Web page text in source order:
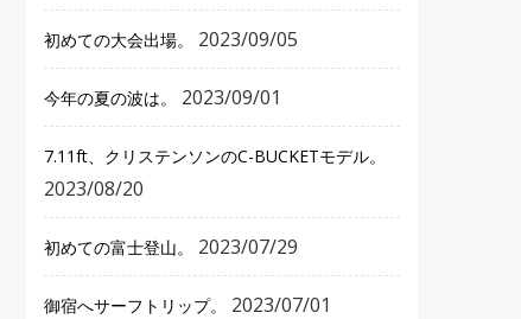
初めての大会出場。 2023/09/05
今年の夏の波は。 2023/09/01
7.11ft、クリステンソンのC-BUCKETモデル。
2023/08/20
初めての富士登山。 2023/07/29
御宿へサーフトリップ。 2023/07/01